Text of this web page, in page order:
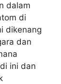
dalam
di
dikenang
dan
ini dan